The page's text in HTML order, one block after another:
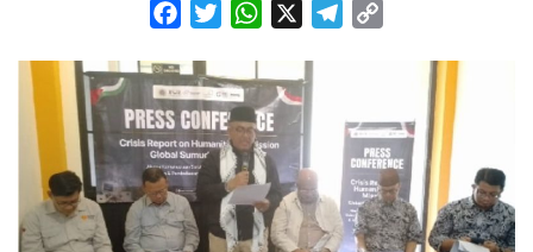
FacebookTwitterWhatsApp Telegram